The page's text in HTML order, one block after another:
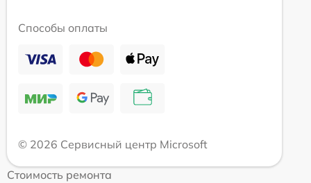
Способы оплаты
© 2026 Сервисный центр Microsoft
Стоимость ремонта